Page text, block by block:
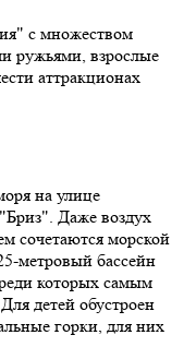
с множеством
ружьями, взрослые
аттракционах
на улице
Даже воздух
сочетаются морской
метровый бассейн
которых самым
детей обустроен
горки, для них